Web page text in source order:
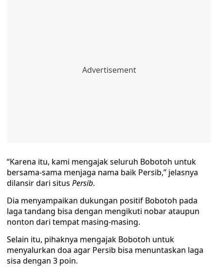
“Karena itu, kami mengajak seluruh Bobotoh untuk
bersama-sama menjaga nama baik Persib,” jelasnya
dilansir dari situs Persib.
Dia menyampaikan dukungan positif Bobotoh pada
laga tandang bisa dengan mengikuti nobar ataupun
nonton dari tempat masing-masing.
Selain itu, pihaknya mengajak Bobotoh untuk
menyalurkan doa agar Persib bisa menuntaskan laga
sisa dengan 3 poin.